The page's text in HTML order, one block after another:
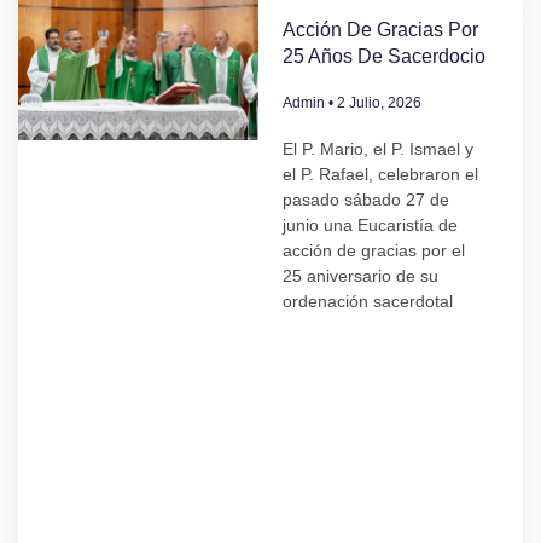
Acción De Gracias Por
25 Años De Sacerdocio
Admin 2 Julio, 2026
El P. Mario, el P. Ismael y
el P. Rafael, celebraron el
pasado sábado 27 de
junio una Eucaristía de
acción de gracias por el
25 aniversario de su
ordenación sacerdotal